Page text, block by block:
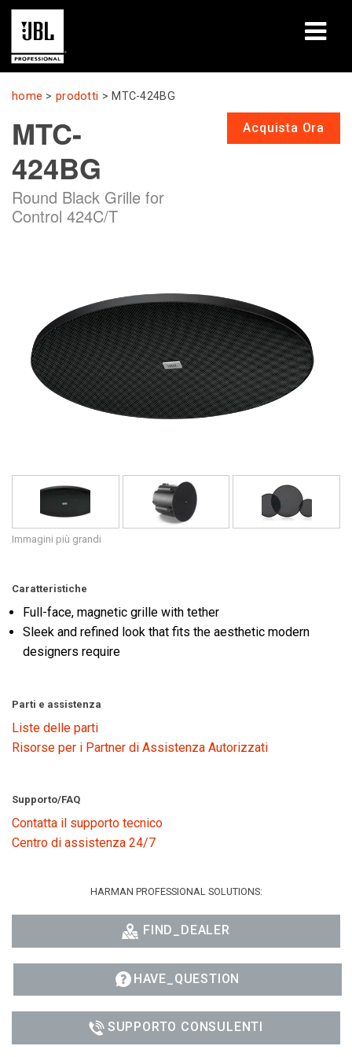
prodotti
Casi di studio
Sessioni di formazione
formazione
supporto
Lingua/Regione
home >prodotti > MTC-424BG
MTC-
424BG
Round Black Grille for
Control 424C/T
Acquista Ora
Immagini più grandi
Caratteristiche
Full-face, magnetic grille with tether
Sleek and refined look that fits the aesthetic modern
designers require
Parti e assistenza
Liste delle parti
Risorse per i Partner di Assistenza Autorizzati
Supporto/FAQ
Contatta il supporto tecnico
Centro di assistenza 24/7
HARMAN PROFESSIONAL SOLUTIONS:
FIND_DEALER
HAVE_QUESTION
SUPPORTO CONSULENTI